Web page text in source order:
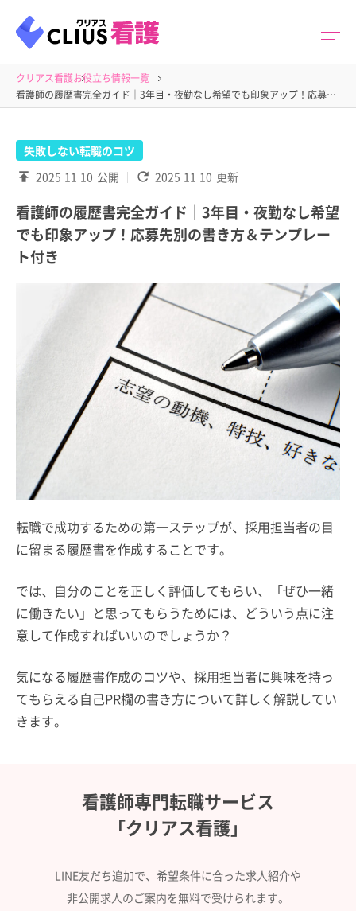
クリアス看護お役立ち情報一覧
看護師の履歴書完全ガイド｜3年目・夜勤なし希望でも印象アップ！応募先別の書き方＆テンプレート付き
失敗しない転職のコツ
2025.11.10 公開 2025.11.10 更新
看護師の履歴書完全ガイド｜3年目・夜勤なし希望
でも印象アップ！応募先別の書き方＆テンプレー
ト付き
転職で成功するための第一ステップが、採用担当者の目
に留まる履歴書を作成することです。
では、自分のことを正しく評価してもらい、「ぜひ一緒
に働きたい」と思ってもらうためには、どういう点に注
意して作成すればいいのでしょうか？
気になる履歴書作成のコツや、採用担当者に興味を持っ
てもらえる自己PR欄の書き方について詳しく解説してい
きます。
看護師専門転職サービス
「クリアス看護」
LINE友だち追加で、希望条件に合った求人紹介や
非公開求人のご案内を無料で受けられます。